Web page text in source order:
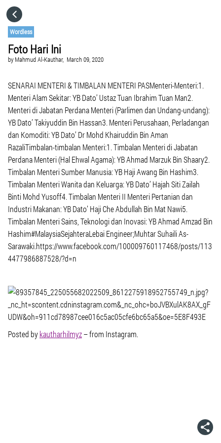
Wordless
Foto Hari Ini
by Mahmud Al-Kauthar, March 09, 2020
SENARAI MENTERI & TIMBALAN MENTERI PASMenteri-Menteri:1.
Menteri Alam Sekitar: YB Dato’ Ustaz Tuan Ibrahim Tuan Man2.
Menteri di Jabatan Perdana Menteri (Parlimen dan Undang-undang):
YB Dato’ Takiyuddin Bin Hassan3. Menteri Perusahaan, Perladangan
dan Komoditi: YB Dato’ Dr Mohd Khairuddin Bin Aman
RazaliTimbalan-timbalan Menteri:1. Timbalan Menteri di Jabatan
Perdana Menteri (Hal Ehwal Agama): YB Ahmad Marzuk Bin Shaary2.
Timbalan Menteri Sumber Manusia: YB Haji Awang Bin Hashim3.
Timbalan Menteri Wanita dan Keluarga: YB Dato’ Hajah Siti Zailah
Binti Mohd Yusoff4. Timbalan Menteri II Menteri Pertanian dan
Industri Makanan: YB Dato’ Haji Che Abdullah Bin Mat Nawi5.
Timbalan Menteri Sains, Teknologi dan Inovasi: YB Ahmad Amzad Bin
Hashim#MalaysiaSejahteraLebai Engineer;Muhtar Suhaili As-
Sarawaki.https://www.facebook.com/100009760117468/posts/113
4477986887528/?d=n
Posted bykautharhilmyz– from Instagram.
GO TO
VISIT WEBSITE